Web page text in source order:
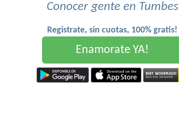
Conocer gente en Tumbes
Registrate, sin cuotas, 100% gratis!
Enamorate YA!